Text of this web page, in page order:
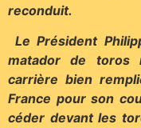
reconduit.
Le Président
matador de toros
carrière bien
France pour son
céder devant les